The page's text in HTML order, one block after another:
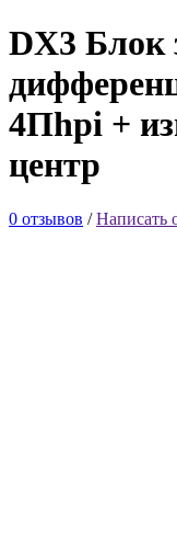
DX3
4Пhpi +
центр
0 отзывов /Написать